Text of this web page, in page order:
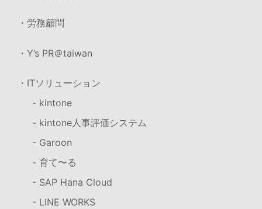
・労務顧問
・Y’s PR＠taiwan
・ITソリューション
- kintone
- kintone人事評価システム
- Garoon
- 育て〜る
- SAP Hana Cloud
- LINE WORKS